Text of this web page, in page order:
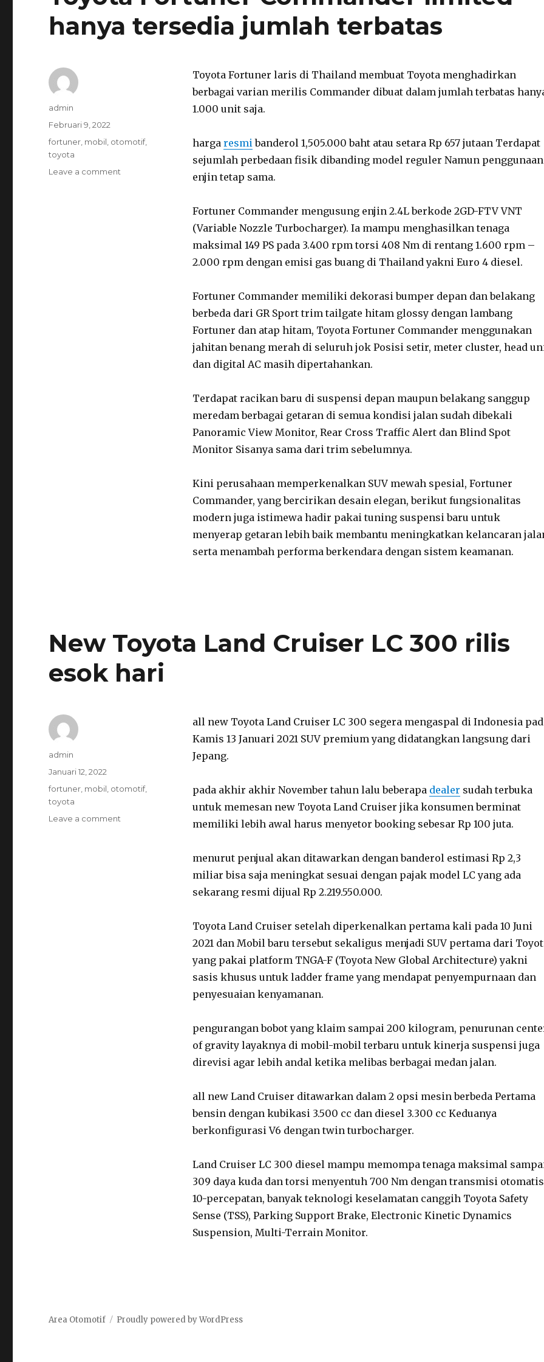
hanya tersedia jumlah terbatas
Toyota Fortuner laris di Thailand membuat Toyota menghadirkan
berbagai varian merilis Commander dibuat dalam jumlah terbatas
1.000 unit saja.
harga resmibanderol 1,505.000 baht atau setara Rp 657 jutaan Terdapat
sejumlah perbedaan fisik dibanding model reguler Namun penggunaan
enjin tetap sama.
Fortuner Commander mengusung enjin 2.4L berkode 2GD-FTV VNT
(Variable Nozzle Turbocharger). Ia mampu menghasilkan tenaga
maksimal 149 PS pada 3.400 rpm torsi 408 Nm di rentang 1.600 rpm –
2.000 rpm dengan emisi gas buang di Thailand yakni Euro 4 diesel.
Fortuner Commander memiliki dekorasi bumper depan dan belakang
berbeda dari GR Sport trim tailgate hitam glossy dengan lambang
Fortuner dan atap hitam, Toyota Fortuner Commander menggunakan
jahitan benang merah di seluruh jok Posisi setir, meter cluster, head
dan digital AC masih dipertahankan.
Terdapat racikan baru di suspensi depan maupun belakang sanggup
meredam berbagai getaran di semua kondisi jalan sudah dibekali
Panoramic View Monitor, Rear Cross Traffic Alert dan Blind Spot
Monitor Sisanya sama dari trim sebelumnya.
Kini perusahaan memperkenalkan SUV mewah spesial, Fortuner
Commander, yang bercirikan desain elegan, berikut fungsionalitas
modern juga istimewa hadir pakai tuning suspensi baru untuk
menyerap getaran lebih baik membantu meningkatkan kelancaran
serta menambah performa berkendara dengan sistem keamanan.
Author
admin
Posted
on
Februari 9, 2022
Categories
fortuner mobil otomotif,
toyota
Leave a comment
New Toyota Land Cruiser LC 300 rilis
esok hari
all new Toyota Land Cruiser LC 300 segera mengaspal di Indonesia
Kamis 13 Januari 2021 SUV premium yang didatangkan langsung dari
Jepang.
pada akhir akhir November tahun lalu beberapa dealer sudah terbuka
untuk memesan new Toyota Land Cruiser jika konsumen berminat
memiliki lebih awal harus menyetor booking sebesar Rp 100 juta.
menurut penjual akan ditawarkan dengan banderol estimasi Rp 2,3
miliar bisa saja meningkat sesuai dengan pajak model LC yang ada
sekarang resmi dijual Rp 2.219.550.000.
Toyota Land Cruiser setelah diperkenalkan pertama kali pada 10 Juni
2021 dan Mobil baru tersebut sekaligus menjadi SUV pertama dari
yang pakai platform TNGA-F (Toyota New Global Architecture) yakni
sasis khusus untuk ladder frame yang mendapat penyempurnaan dan
penyesuaian kenyamanan.
pengurangan bobot yang klaim sampai 200 kilogram, penurunan
of gravity layaknya di mobil-mobil terbaru untuk kinerja suspensi juga
direvisi agar lebih andal ketika melibas berbagai medan jalan.
all new Land Cruiser ditawarkan dalam 2 opsi mesin berbeda Pertama
bensin dengan kubikasi 3.500 cc dan diesel 3.300 cc Keduanya
berkonfigurasi V6 dengan twin turbocharger.
Land Cruiser LC 300 diesel mampu memompa tenaga maksimal
309 daya kuda dan torsi menyentuh 700 Nm dengan transmisi otomatis
10-percepatan, banyak teknologi keselamatan canggih Toyota Safety
Sense (TSS), Parking Support Brake, Electronic Kinetic Dynamics
Suspension, Multi-Terrain Monitor.
Author
admin
Posted
on
Januari 12, 2022
Categories
fortuner mobil otomotif,
toyota
Leave a comment
Area Otomotif Proudly powered by WordPress